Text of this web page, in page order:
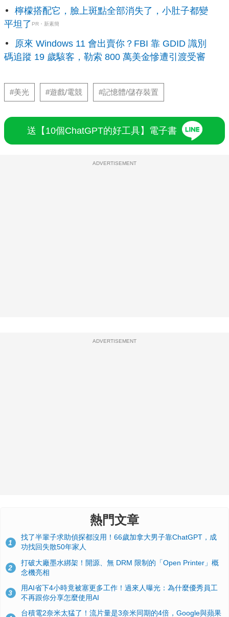
檸檬搭配它，臉上斑點全部消失了，小肚子都變
平坦了 PR・新素簡
原來 Windows 11 會出賣你？FBI 靠 GDID 識別
碼追蹤 19 歲駭客，勒索 800 萬美金慘遭引渡受審
#美光 #遊戲/電競 #記憶體/儲存裝置
送【10個ChatGPT的好工具】電子書
ADVERTISEMENT
ADVERTISEMENT
熱門文章
1
找了半輩子求助偵探都沒用！66歲加拿大男子靠ChatGPT，成
功找回失散50年家人
2
打破大廠墨水綁架！開源、無 DRM 限制的「Open Printer」概
念機亮相
3
用AI省下4小時竟被塞更多工作！過來人曝光：為什麼優秀員工
不再跟你分享怎麼使用AI
台積電2奈米太猛了！流片量是3奈米同期的4倍，Google與蘋果